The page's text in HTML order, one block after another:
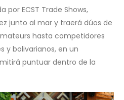
por ECST Trade Shows,
junto al mar y traerá dúos de
hasta competidores
y bolivarianos, en un
puntuar dentro de la